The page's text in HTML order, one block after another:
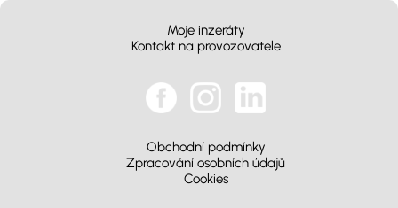
Moje inzeráty
Kontakt na provozovatele
Obchodní podmínky
Zpracování osobních údajů
Cookies